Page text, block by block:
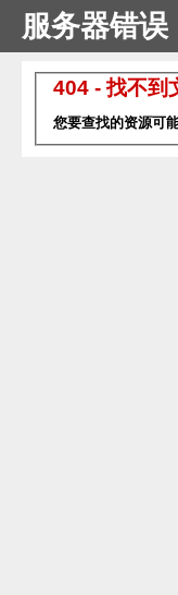
服务器错误
404 - 找不到
您要查找的资源可